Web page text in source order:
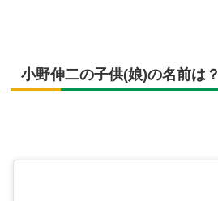
小野伸二の子供(娘)の名前は？